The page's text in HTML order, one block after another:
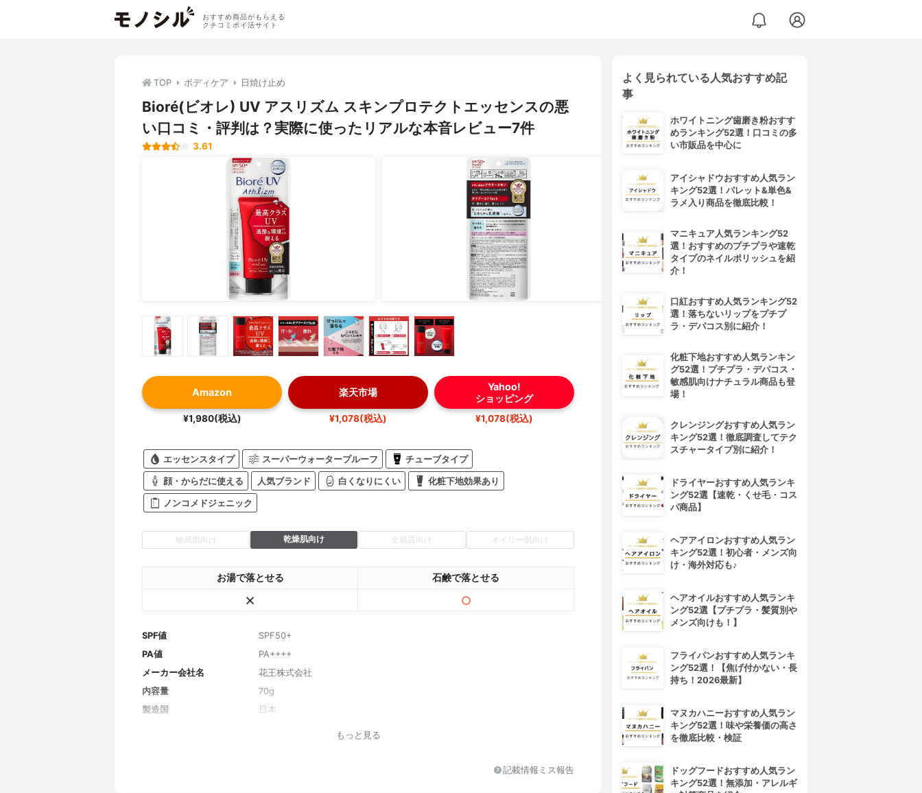
おすすめ商品がもらえる
クチコミポイ活サイト
TOP ボディケア 日焼け止め
Bioré(ビオレ) UV アスリズム スキンプロテクトエッセンスの悪
い口コミ・評判は？実際に使ったリアルな本音レビュー7件
3.61
Amazon
¥1,980(税込)
楽天市場
¥1,078(税込)
Yahoo!
ショッピング
¥1,078(税込)
エッセンスタイプ スーパーウォータープルーフ チューブタイプ
顔・からだに使える 人気ブランド 白くなりにくい 化粧下地効果あり
ノンコメドジェニック
敏感肌向け 乾燥肌向け 全肌質向け オイリー肌向け
お湯で落とせる 石鹸で落とせる
SPF値
SPF50+
PA値
PA++++
メーカー会社名
花王株式会社
内容量
70g
製造国
日本
ホワイトフローラルの香り
水、エタノール、メトキシケイヒ酸エチルヘキシル、エチルヘキシルトリアゾ
もっと見る
記載情報ミス報告
よく見られている人気おすすめ記
事
ホワイトニング歯磨き粉おすす
めランキング52選！口コミの多
い市販品を中心に
アイシャドウおすすめ人気ラン
キング52選！パレット&単色&
ラメ入り商品を徹底比較！
マニキュア人気ランキング52
選！おすすめのプチプラや速乾
タイプのネイルポリッシュを紹
介！
口紅おすすめ人気ランキング52
選！落ちないリップをプチプ
ラ・デパコス別に紹介！
化粧下地おすすめ人気ランキン
グ52選！プチプラ・デパコス・
敏感肌向けナチュラル商品も登
場！
クレンジングおすすめ人気ラン
キング52選！徹底調査してテク
スチャータイプ別に紹介！
ドライヤーおすすめ人気ランキ
ング52選【速乾・くせ毛・コス
パ商品】
ヘアアイロンおすすめ人気ラン
キング52選！初心者・メンズ向
け・海外対応も♪
ヘアオイルおすすめ人気ランキ
ング52選【プチプラ・髪質別や
メンズ向けも！】
フライパンおすすめ人気ランキ
ング52選！【焦げ付かない・長
持ち！2026最新】
マヌカハニーおすすめ人気ラン
キング52選！味や栄養価の高さ
を徹底比較・検証
ドッグフードおすすめ人気ラン
キング52選！無添加・アレルギ